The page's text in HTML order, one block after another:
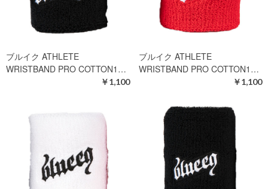
ブルイク ATHLETE
WRISTBAND PRO COTTON1…
￥1,100
ブルイク ATHLETE
WRISTBAND PRO COTTON1…
￥1,100